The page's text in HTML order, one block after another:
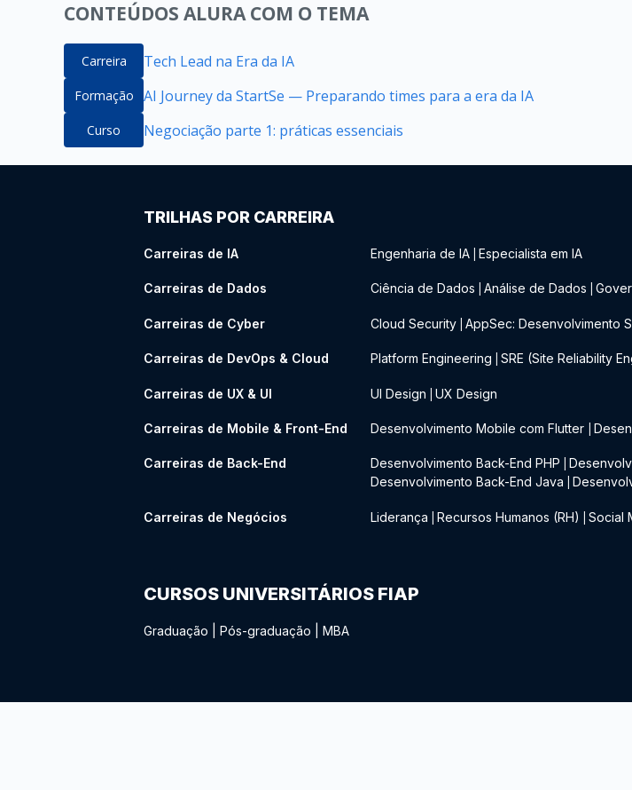
CONTEÚDOS ALURA COM O TEMA
Carreira Tech Lead na Era da IA
Formação AI Journey da StartSe — Preparando times para a era da IA
Curso Negociação parte 1: práticas essenciais
TRILHAS POR CARREIRA
Carreiras de IA Engenharia de IA Especialista em IA
Carreiras de Dados Ciência de Dados Análise de Dados
Carreiras de Cyber Cloud Security AppSec: Desenvolvimento
Carreiras de DevOps & Cloud Platform Engineering SRE (Site Reliability
Carreiras de UX & UI UI Design UX Design
Carreiras de Mobile & Front-End Desenvolvimento Mobile com Flutter
Carreiras de Back-End Desenvolvimento Back-End PHP
Desenvolvimento Back-End Java
Carreiras de Negócios Liderança Recursos Humanos (RH) Social
CURSOS UNIVERSITÁRIOS FIAP
Graduação Pós-graduação MBA